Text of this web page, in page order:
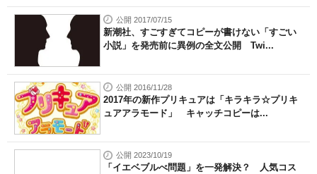
公開 2017/07/15
新潮社、すごすぎてコピーが書けない「すごい
小説」を発売前に異例の全文公開 Twi...
公開 2016/11/28
2017年の新作プリキュアは「キラキラ☆プリキ
ュアアラモード」 キャッチコピーは...
公開 2023/10/19
「イエベブルべ問題」を一発解決？ 人気コス